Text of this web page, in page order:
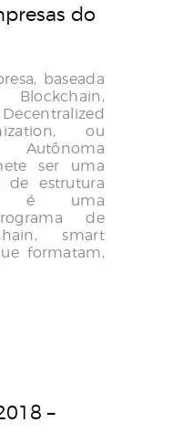
do
baseada
ou
ser uma
de estrutura
é uma
de
smart
formatam,
–